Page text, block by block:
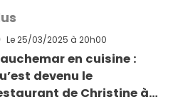
Le 25/03/2025 à 20h00
en cuisine :
devenu le
de Christine à